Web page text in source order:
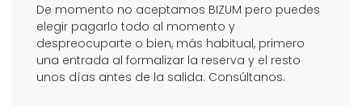
De momento no aceptamos BIZUM pero puedes
elegir pagarlo todo al momento y
despreocuparte o bien, más habitual, primero
una entrada al formalizar la reserva y el resto
unos días antes de la salida. Consúltanos.